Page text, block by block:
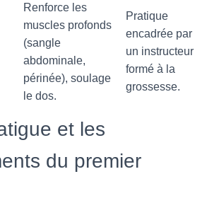
Renforce les
muscles profonds
(sangle
abdominale,
périnée), soulage
le dos.
Pratique
encadrée par
un instructeur
formé à la
grossesse.
et les
du premier